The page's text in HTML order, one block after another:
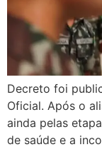
Decreto foi
Oficial. Após o
ainda pelas
de saúde e a